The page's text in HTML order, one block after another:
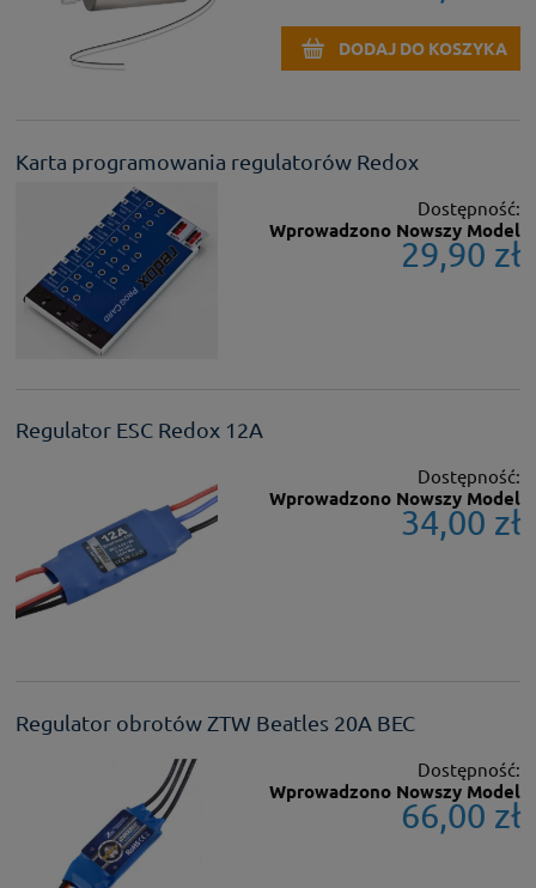
DODAJ DO KOSZYKA
Karta programowania regulatorów Redox
Dostępność:
Wprowadzono Nowszy Model
29,90 zł
Regulator ESC Redox 12A
Dostępność:
Wprowadzono Nowszy Model
34,00 zł
Regulator obrotów ZTW Beatles 20A BEC
Dostępność:
Wprowadzono Nowszy Model
66,00 zł